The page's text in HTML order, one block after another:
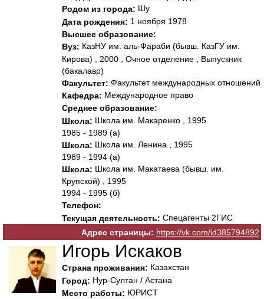
Родом из города: Шу
Дата рождения: 1 ноября 1978
Высшее образование:
Вуз: КазНУ им. аль-Фараби (бывш. КазГУ им.
Кирова) , 2000 , Очное отделение , Выпускник
(бакалавр)
Факультет: Факультет международных отношений
Кафедра: Международное право
Среднее образование:
Школа: Школа им. Макаренко , 1995
1985 - 1989 (а)
Школа: Школа им. Ленина , 1995
1989 - 1994 (а)
Школа: Школа им. Макатаева (бывш. им.
Крупской) , 1995
1994 - 1995 (б)
Телефон:
Текущая деятельность: Спецагенты 2ГИС
Адрес страницы: https://vk.com/id385794892
Игорь Искаков
Страна проживания: Казахстан
Город: Нур-Султан / Астана
Место работы: ЮРИСТ